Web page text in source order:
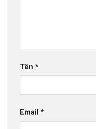
Tên *
Email *